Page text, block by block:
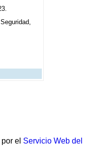
el Servicio Web del